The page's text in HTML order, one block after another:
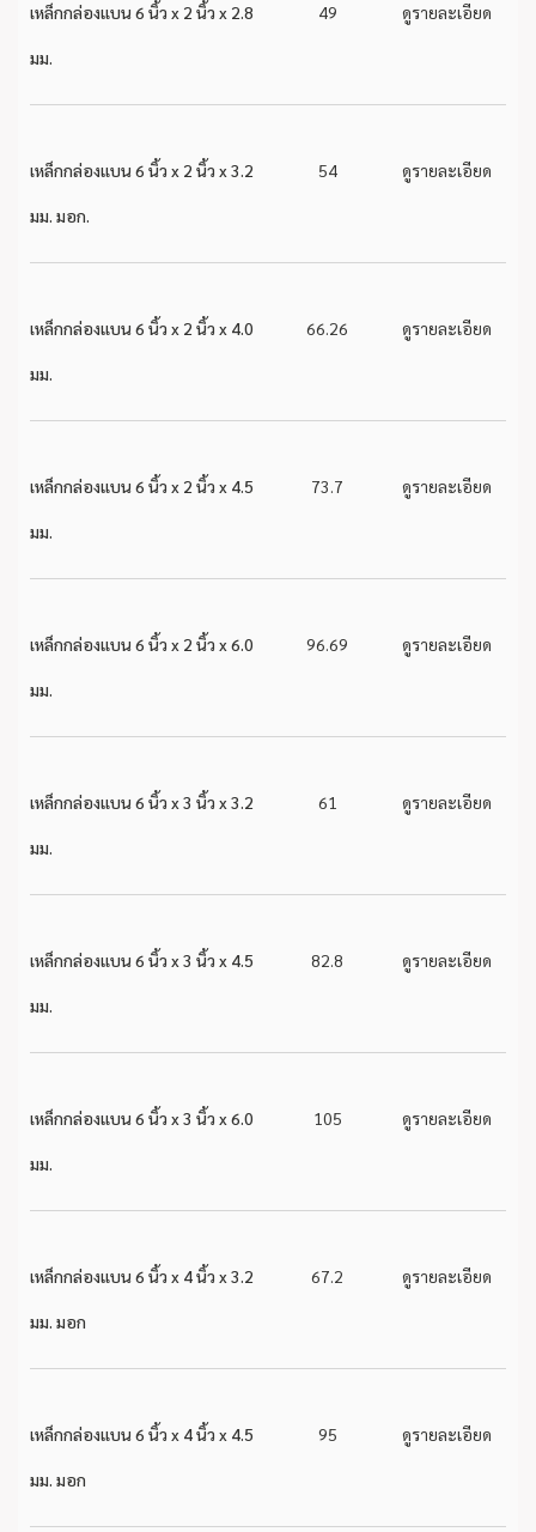
เหล็กกล่องแบน 6 นิ้ว x 2 นิ้ว x 2.8
มม.
49 ดูรายละเอียด
เหล็กกล่องแบน 6 นิ้ว x 2 นิ้ว x 3.2
มม. มอก.
54 ดูรายละเอียด
เหล็กกล่องแบน 6 นิ้ว x 2 นิ้ว x 4.0
มม.
66.26 ดูรายละเอียด
เหล็กกล่องแบน 6 นิ้ว x 2 นิ้ว x 4.5
มม.
73.7 ดูรายละเอียด
เหล็กกล่องแบน 6 นิ้ว x 2 นิ้ว x 6.0
มม.
96.69 ดูรายละเอียด
เหล็กกล่องแบน 6 นิ้ว x 3 นิ้ว x 3.2
มม.
61 ดูรายละเอียด
เหล็กกล่องแบน 6 นิ้ว x 3 นิ้ว x 4.5
มม.
82.8 ดูรายละเอียด
เหล็กกล่องแบน 6 นิ้ว x 3 นิ้ว x 6.0
มม.
105 ดูรายละเอียด
เหล็กกล่องแบน 6 นิ้ว x 4 นิ้ว x 3.2
มม. มอก
67.2 ดูรายละเอียด
เหล็กกล่องแบน 6 นิ้ว x 4 นิ้ว x 4.5
มม. มอก
95 ดูรายละเอียด